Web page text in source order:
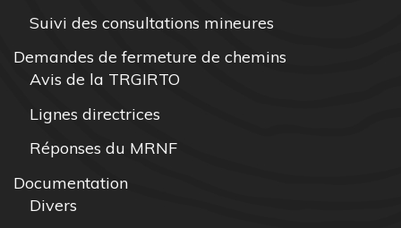
Suivi des consultations mineures
Demandes de fermeture de chemins
Avis de la TRGIRTO
Lignes directrices
Réponses du MRNF
Documentation
Divers